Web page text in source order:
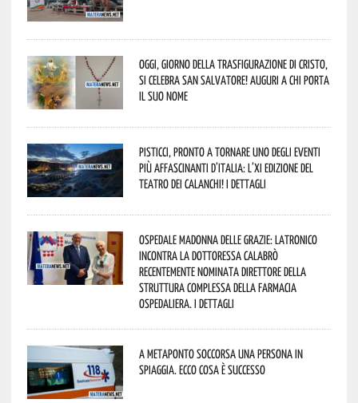
Oggi, giorno della Trasfigurazione di Cristo,
si celebra San Salvatore! Auguri a chi porta
il suo nome
Pisticci, pronto a tornare uno degli eventi
più affascinanti d’Italia: l’XI edizione del
Teatro dei Calanchi! I dettagli
Ospedale Madonna delle Grazie: Latronico
incontra la dottoressa Calabrò
recentemente nominata Direttore della
Struttura Complessa della Farmacia
Ospedaliera. I dettagli
A Metaponto soccorsa una persona in
spiaggia. Ecco cosa è successo